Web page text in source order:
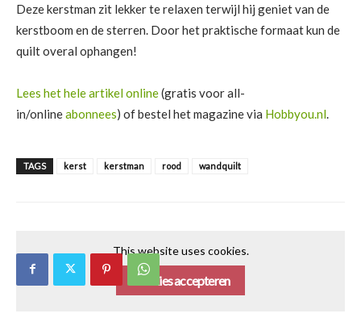
Deze kerstman zit lekker te relaxen terwijl hij geniet van de
kerstboom en de sterren. Door het praktische formaat kun de
quilt overal ophangen!
Lees het hele artikel online(gratis voor all-
in/onlineabonnees) of bestel het magazine via Hobbyou.nl
TAGS kerst kerstman rood wandquilt
This website uses cookies.
Cookies accepteren